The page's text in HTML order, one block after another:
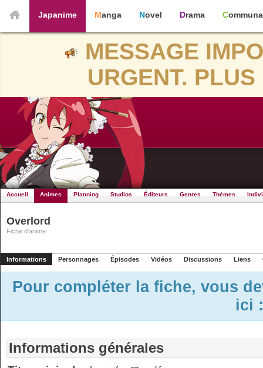
Japanime Manga Novel Drama
MESSAGE
URGENT.
Accueil Animes Planning Studios Éditeurs Genres Thèmes
Overlord
Fiche d'anime
Informations Personnages Épisodes Vidéos Discussions Liens
Pour compléter la fiche, vous
ici
Informations générales